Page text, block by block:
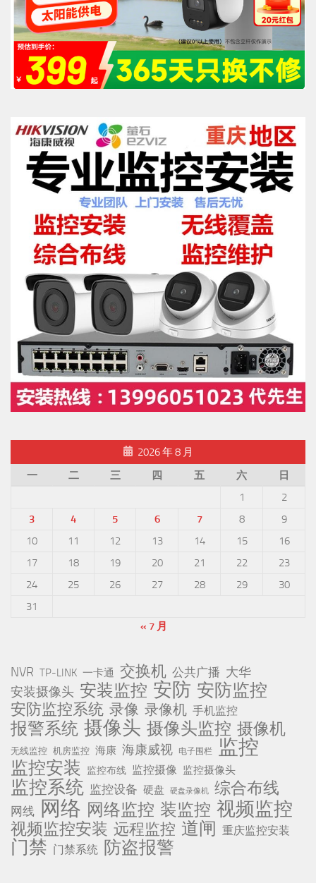
2026 年 8 月
一
二 三 四 五 六
日
1
2
3
4 5 6 7 8
9
10
11 12 13 14 15
16
17
18 19 20 21 22
23
24
25 26 27 28 29
30
31
« 7 月
NVR TP-LINK 一卡通 交换机 公共广播 大华
安装摄像头 安装监控 安防 安防监控
安防监控系统 录像 录像机 手机监控
报警系统 摄像头 摄像头监控 摄像机
无线监控 机房监控 海康 海康威视 电子围栏 监控
监控安装 监控布线 监控摄像 监控摄像头
监控系统 监控设备 硬盘 硬盘录像机 综合布线
网线 网络 网络监控 装监控 视频监控
视频监控安装 远程监控 道闸 重庆监控安装
门禁 门禁系统 防盗报警